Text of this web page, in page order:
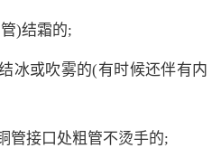
)结霜的;
冰或吹雾的(有时候还伴有内
管接口处粗管不烫手的;